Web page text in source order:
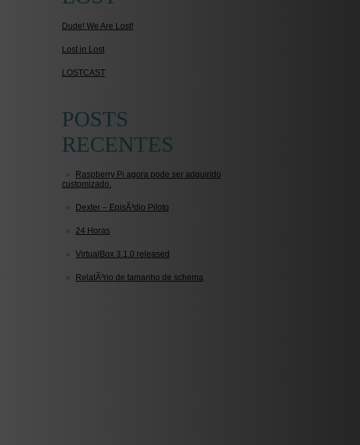
Dude! We Are Lost!
Lost in Lost
LOSTCAST
POSTS
RECENTES
Raspberry Pi agora pode ser adquirido
customizado.
Dexter – EpisÃ³dio Piloto
24 Horas
VirtualBox 3.1.0 released
RelatÃ³rio de tamanho de schema